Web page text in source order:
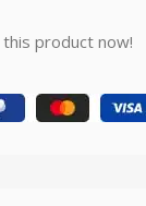
product now!